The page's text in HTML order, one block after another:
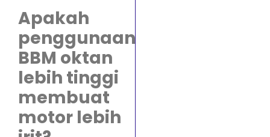
Apakah
penggunaan
BBM oktan
lebih tinggi
membuat
motor lebih